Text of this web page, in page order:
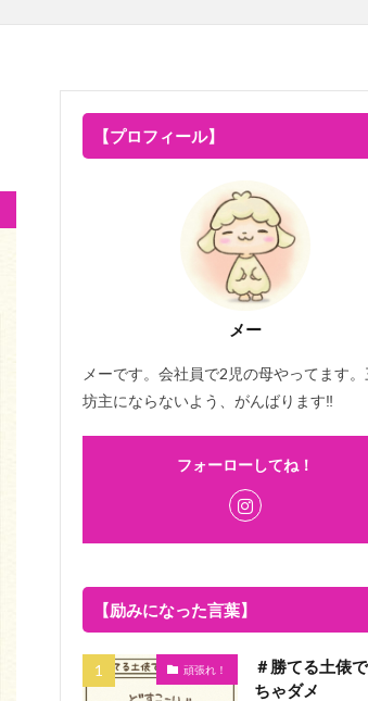
【プロフィール】
メー
メーです。会社員で2児の母やってます。
坊主にならないよう、がんばります‼
フォーローしてね！
【励みになった言葉】
頑張れ！
＃勝てる土俵
ちゃダメ